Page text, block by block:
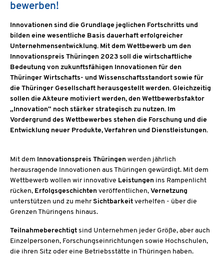
bewerben!
Innovationen sind die Grundlage jeglichen Fortschritts und
bilden eine wesentliche Basis dauerhaft erfolgreicher
Unternehmensentwicklung. Mit dem Wettbewerb um den
Innovationspreis Thüringen 2023 soll die wirtschaftliche
Bedeutung von zukunftsfähigen Innovationen für den
Thüringer Wirtschafts- und Wissenschaftsstandort sowie für
die Thüringer Gesellschaft herausgestellt werden. Gleichzeitig
sollen die Akteure motiviert werden, den Wettbewerbsfaktor
„Innovation“ noch stärker strategisch zu nutzen. Im
Vordergrund des Wettbewerbes stehen die Forschung und die
Entwicklung neuer Produkte, Verfahren und Dienstleistungen.
Mit dem Innovationspreis Thüringen werden jährlich
herausragende Innovationen aus Thüringen gewürdigt. Mit dem
Wettbewerb wollen wir innovative Leistungen ins Rampenlicht
rücken, Erfolgsgeschichten veröffentlichen, Vernetzung
unterstützen und zu mehrSichtbarkeit verhelfen - über die
Grenzen Thüringens hinaus.
Teilnahmeberechtigt sind Unternehmen jeder Größe, aber auch
Einzelpersonen, Forschungseinrichtungen sowie Hochschulen,
die ihren Sitz oder eine Betriebsstätte in Thüringen haben.